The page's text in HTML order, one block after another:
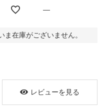
—
在庫がございません。
レビューを見る